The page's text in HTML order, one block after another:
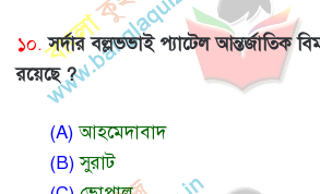
১০. সর্দার বল্লভভাই প্যাটেল আন্তর্জাতিক
রয়েছে ?
(A)আহমেদাবাদ
(B)সুরাট